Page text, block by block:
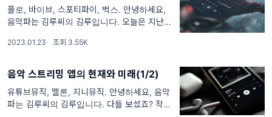
플로, 바이브, 스포티파이, 벅스. 안녕하세요,
음악파는 김루씨의 김루입니다. 오늘은 지난번
앱에 관한 이야기로 바로 들어가겠습니다! **
2023.01.23 · 조회 3.55K
음악 스트리밍 앱의 현재와 미래(1/2)
유튜브뮤직, 멜론, 지니뮤직. 안녕하세요, 음악
파는 김루씨의 김루입니다. 다들 보셨죠? 작년